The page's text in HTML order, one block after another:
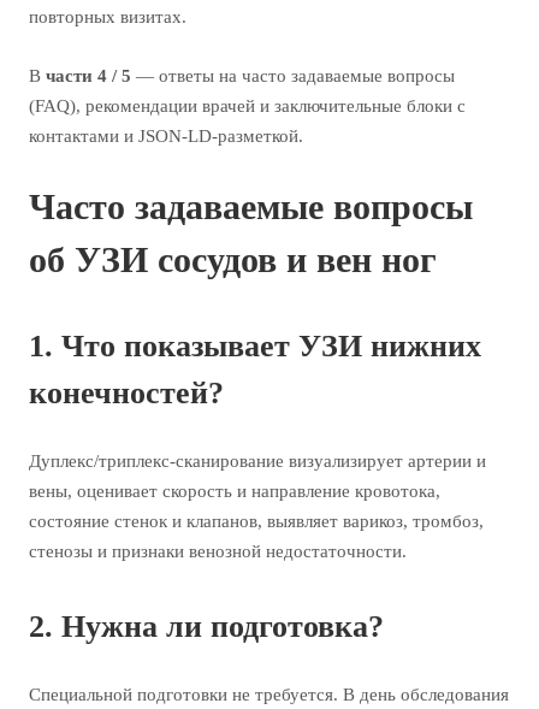
повторных визитах.
В части 4 / 5 — ответы на часто задаваемые вопросы
(FAQ), рекомендации врачей и заключительные блоки с
контактами и JSON-LD-разметкой.
Часто задаваемые вопросы
об УЗИ сосудов и вен ног
1. Что показывает УЗИ нижних
конечностей?
Дуплекс/триплекс-сканирование визуализирует артерии и
вены, оценивает скорость и направление кровотока,
состояние стенок и клапанов, выявляет варикоз, тромбоз,
стенозы и признаки венозной недостаточности.
2. Нужна ли подготовка?
Специальной подготовки не требуется. В день обследования